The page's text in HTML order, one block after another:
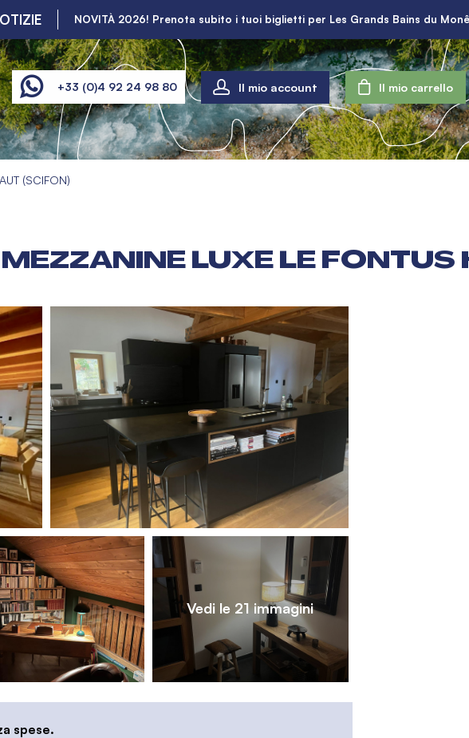
NOVITÀ 2026! Prenota subito i tuoi biglietti per Les Grands Bains du
+33 (0)4 92 24 98 80 Il mio account Il mio carrello
(SCIFON)
LUXE LE FONTUS
Vedi le 21 immagini
spese.